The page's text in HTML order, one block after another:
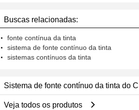
Buscas relacionadas:
fonte contínua da tinta
sistema de fonte contínuo da tinta
sistemas contínuos da tinta
Sistema de fonte contínuo da tinta do
Veja todos os produtos